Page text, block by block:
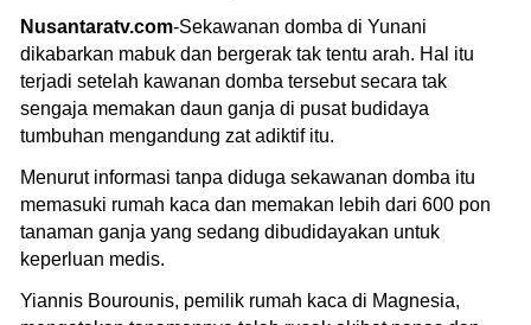
Nusantaratv.com-Sekawanan domba di Yunani
dikabarkan mabuk dan bergerak tak tentu arah. Hal itu
terjadi setelah kawanan domba tersebut secara tak
sengaja memakan daun ganja di pusat budidaya
tumbuhan mengandung zat adiktif itu.
Menurut informasi tanpa diduga sekawanan domba itu
memasuki rumah kaca dan memakan lebih dari 600 pon
tanaman ganja yang sedang dibudidayakan untuk
keperluan medis.
Yiannis Bourounis, pemilik rumah kaca di Magnesia,